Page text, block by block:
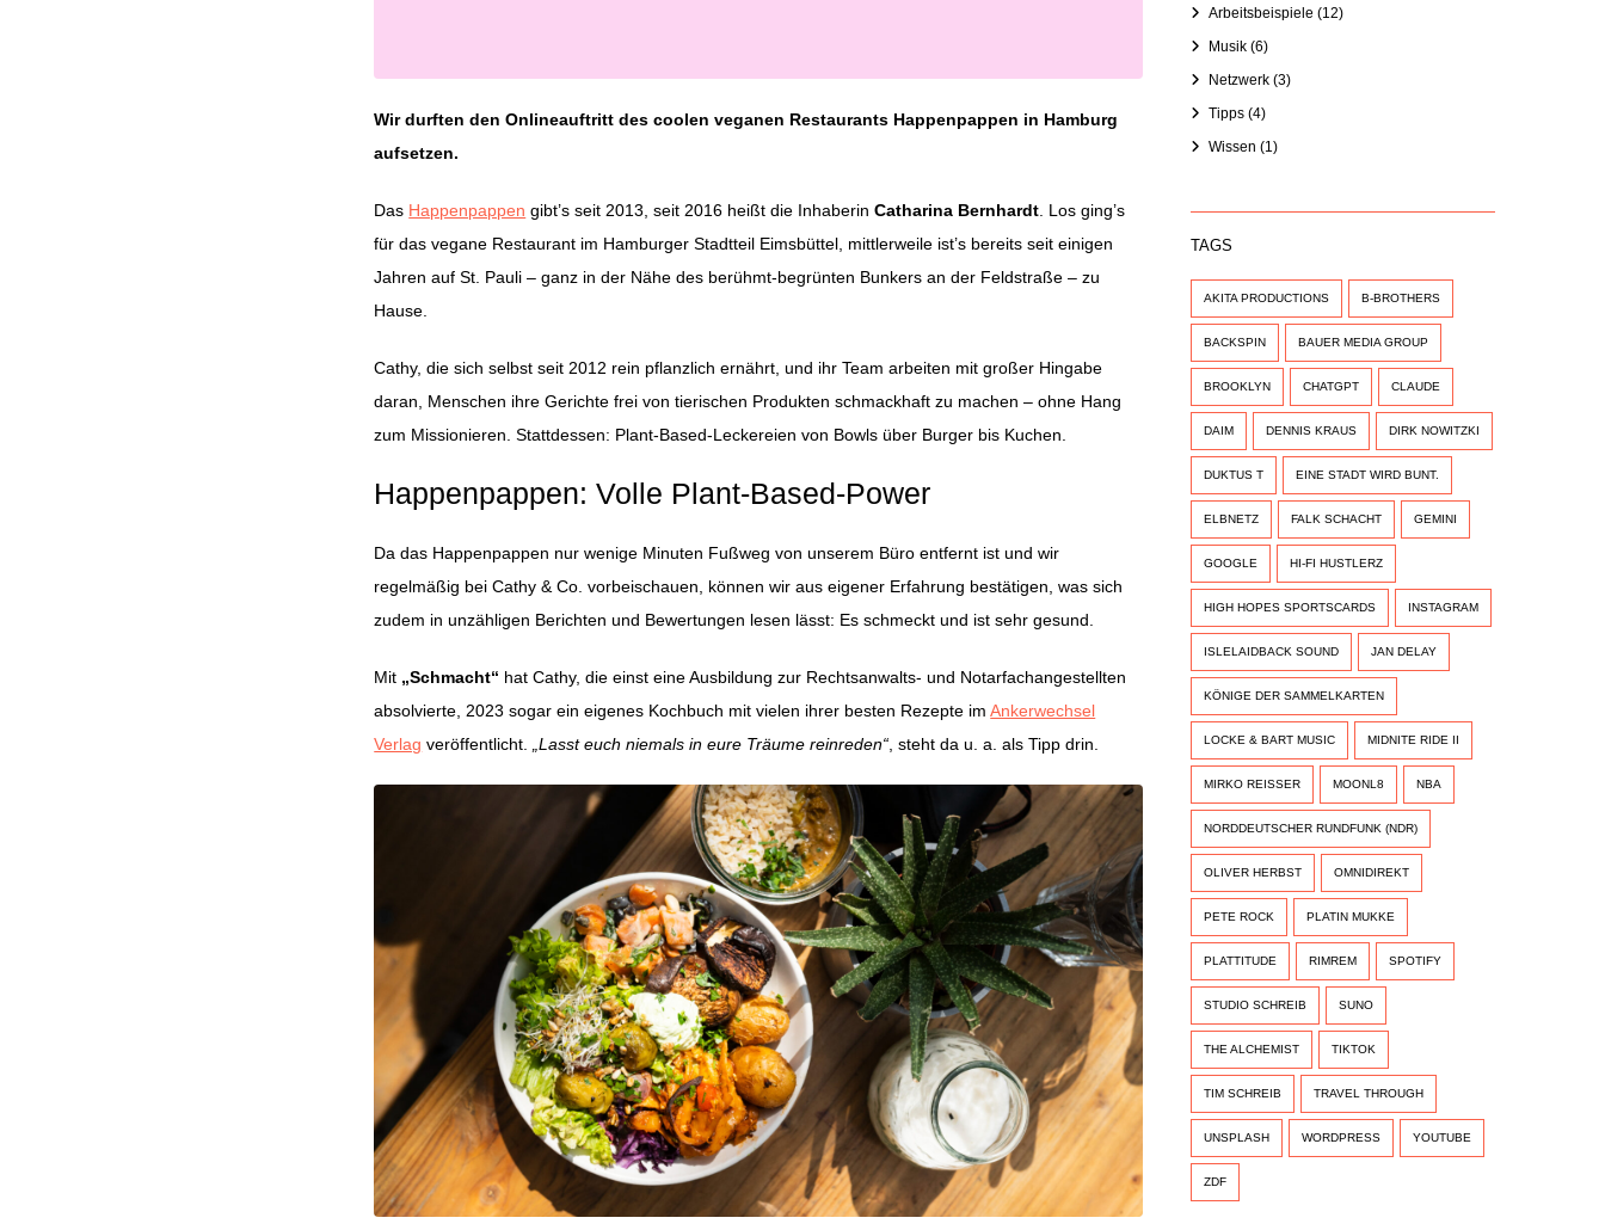
Wir durften den Onlineauftritt des coolen veganen Restaurants Happenpappen in Hamburg
aufsetzen.
Das Happenpappen gibt’s seit 2013, seit 2016 heißt die InhaberinCatharina Bernhardt . Los ging’s
für das vegane Restaurant im Hamburger Stadtteil Eimsbüttel, mittlerweile ist’s bereits seit einigen
Jahren auf St. Pauli – ganz in der Nähe des berühmt-begrünten Bunkers an der Feldstraße – zu
Hause.
Cathy, die sich selbst seit 2012 rein pflanzlich ernährt, und ihr Team arbeiten mit großer Hingabe
daran, Menschen ihre Gerichte frei von tierischen Produkten schmackhaft zu machen – ohne Hang
zum Missionieren. Stattdessen: Plant-Based-Leckereien von Bowls über Burger bis Kuchen.
Happenpappen: Volle Plant-Based-Power
Da das Happenpappen nur wenige Minuten Fußweg von unserem Büro entfernt ist und wir
regelmäßig bei Cathy & Co. vorbeischauen, können wir aus eigener Erfahrung bestätigen, was sich
zudem in unzähligen Berichten und Bewertungen lesen lässt: Es schmeckt und ist sehr gesund.
Mit „Schmacht“ hat Cathy, die einst eine Ausbildung zur Rechtsanwalts- und Notarfachangestellten
absolvierte, 2023 sogar ein eigenes Kochbuch mit vielen ihrer besten Rezepte imAnkerwechsel
Verlag veröffentlicht. „Lasst euch niemals in eure Träume reinreden“ , steht da u. a. als Tipp drin.
Arbeitsbeispiele (12)
Musik (6)
Netzwerk (3)
Tipps (4)
Wissen (1)
TAGS
AKITA PRODUCTIONS B-BROTHERS
BACKSPIN BAUER MEDIA GROUP
BROOKLYN CHATGPT CLAUDE
DAIM DENNIS KRAUS DIRK NOWITZKI
DUKTUS T EINE STADT WIRD BUNT.
ELBNETZ FALK SCHACHT GEMINI
GOOGLE HI-FI HUSTLERZ
HIGH HOPES SPORTSCARDS INSTAGRAM
ISLELAIDBACK SOUND JAN DELAY
KÖNIGE DER SAMMELKARTEN
LOCKE & BART MUSIC MIDNITE RIDE II
MIRKO REISSER MOONL8 NBA
NORDDEUTSCHER RUNDFUNK (NDR)
OLIVER HERBST OMNIDIREKT
PETE ROCK PLATIN MUKKE
PLATTITUDE RIMREM SPOTIFY
STUDIO SCHREIB SUNO
THE ALCHEMIST TIKTOK
TIM SCHREIB TRAVEL THROUGH
UNSPLASH WORDPRESS YOUTUBE
ZDF